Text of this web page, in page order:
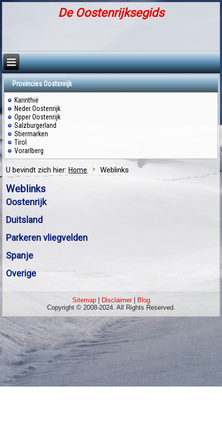
De Oostenrijksegids
Provincies Oostenrijk
Karinthië
Neder Oostenrijk
Opper Oostenrijk
Salzburgerland
Stiermarken
Tirol
Vorarlberg
U bevindt zich hier:Home Weblinks
Weblinks
Oostenrijk
Duitsland
Parkeren vliegvelden
Spanje
Overige
Sitemap| Disclaimer|
Blog
Copyright © 2008-2024. All Rights Reserved.